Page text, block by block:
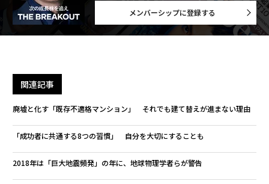
メンバーシップに登録する
関連記事
廃墟と化す「既存不適格マンション」 それでも建て替えが進まない理由
「成功者に共通する8つの習慣」 自分を大切にすることも
2018年は「巨大地震頻発」の年に、地球物理学者らが警告